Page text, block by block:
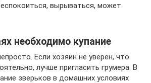
вырываться, может
необходимо купание
Если хозяин не уверен, что
лучше пригласить грумера. В
зверьков в домашних условиях